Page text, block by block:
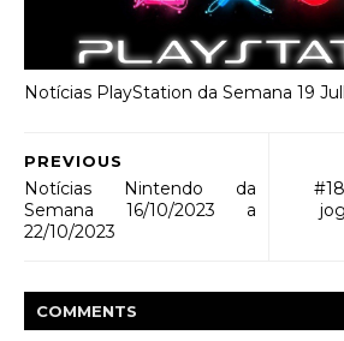
Notícias PlayStation da Semana 19
PREVIOUS
Notícias Nintendo da
Semana 16/10/2023 a
22/10/2023
COMMENTS